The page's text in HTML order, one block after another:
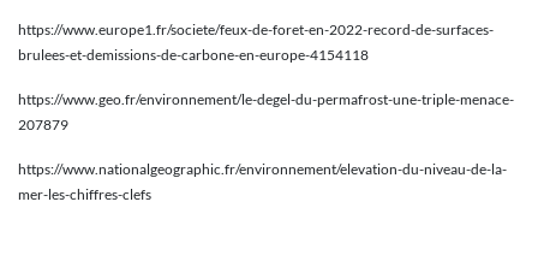
https://www.europe1.fr/societe/feux-de-foret-en-2022-record-de-surfaces-
brulees-et-demissions-de-carbone-en-europe-4154118
https://www.geo.fr/environnement/le-degel-du-permafrost-une-triple-menace-
207879
https://www.nationalgeographic.fr/environnement/elevation-du-niveau-de-la-
mer-les-chiffres-clefs